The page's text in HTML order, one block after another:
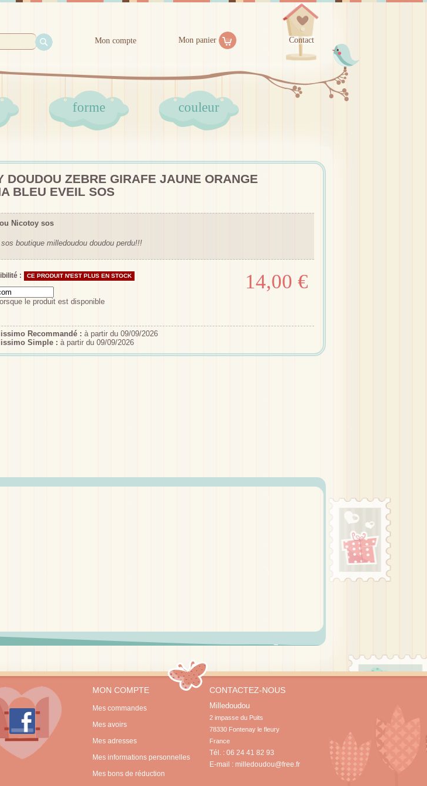
Mon compte Mon panier Contact
forme couleur
DOUDOU ZEBRE GIRAFE JAUNE ORANGE
BLEU EVEIL SOS
Nicotoy sos
boutique milledoudou doudou perdu!!!
: CE PRODUIT N'EST PLUS EN STOCK
le produit est disponible
14,00 €
Recommandé : à partir du 09/09/2026
Simple : à partir du 09/09/2026
CONTACTEZ-NOUS
Milledoudou
2 impasse du Puits
78330 Fontenay le fleury
France
Tél. : 06 24 41 82 93
E-mail : milledoudou@free.fr
MON COMPTE
Mes commandes
Mes avoirs
Mes adresses
Mes informations personnelles
Mes bons de réduction